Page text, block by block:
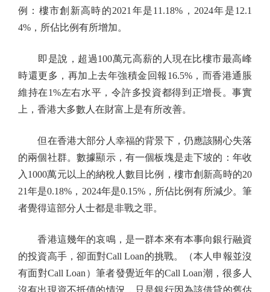
例：樓市創新高時的2021年是11.18%，2024年是12.1
4%，所佔比例有所增加。
即是說，超過100萬元高薪的人現在比樓市最高峰
時還更多，再加上去年強積金回報16.5%，而香港通脹
維持在1%左右水平，令許多投資都得到正增長。事實
上，香港大多數人在財富上是有所改善。
但在香港大部分人幸福的背景下，仍應該關心失落
的兩個社群。數據顯示，有一個板塊是走下坡的：年收
入1000萬元以上的納稅人數目比例，樓市創新高時的20
21年是0.18%，2024年是0.15%，所佔比例有所減少。筆
者覺得這部分人士都是非戰之罪。
香港這幾年的哀鳴，是一群本來有本事向銀行融資
的投資高手，卻面對Call Loan的挑戰。（本人申報並沒
有面對Call Loan）筆者發覺近年的Call Loan潮，很多人